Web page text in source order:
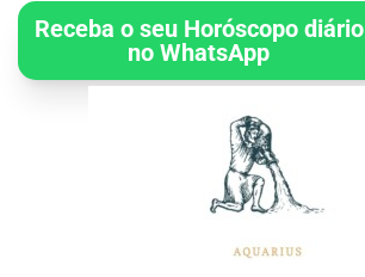
Receba o seu Horóscopo diário
no WhatsApp